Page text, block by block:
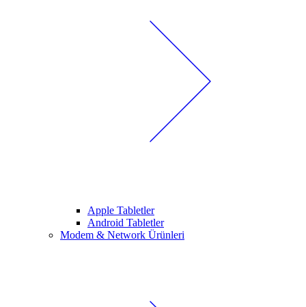
Apple Tabletler
Android Tabletler
Modem & Network Ürünleri